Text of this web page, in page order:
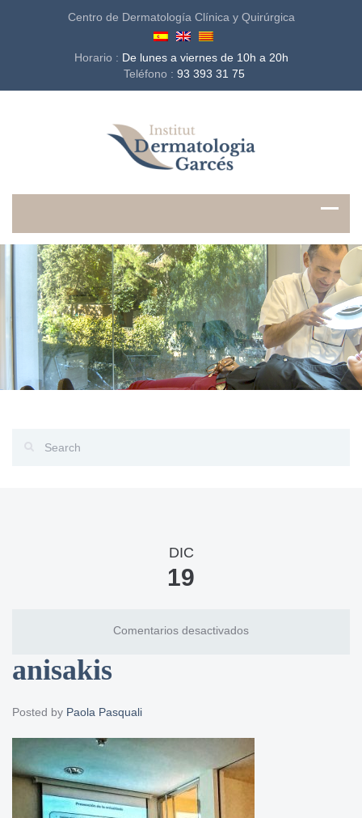
Centro de Dermatología Clínica y Quirúrgica
Horario : De lunes a viernes de 10h a 20h
Teléfono : 93 393 31 75
DIC
19
Comentarios desactivadosen
anisakis
Posted by Paola Pasquali